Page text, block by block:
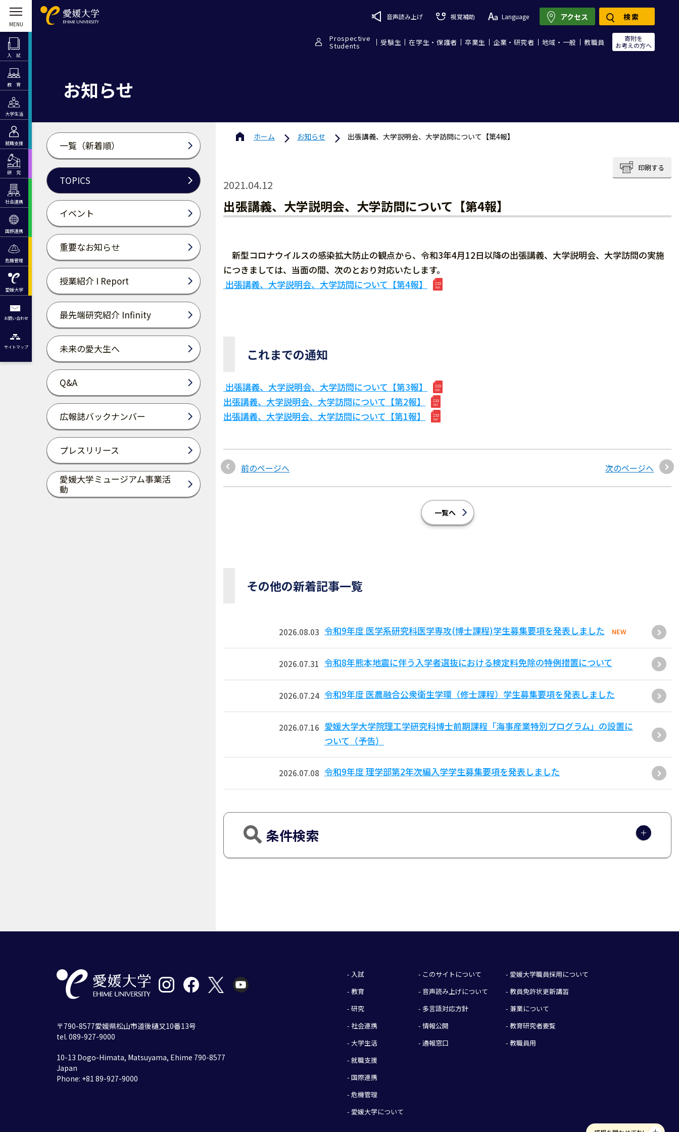
入 試
教 育
大学生活
就職支援
研 究
社会連携
国際連携
危機管理
愛媛大学
お問い合わせ
サイトマップ
音声読み上げ 視覚補助 Language
Prospective
Students 受験生 在学生・保護者 卒業生 企業・研究者 地域・一般 教職員
寄附を
お考えの方へ
アクセス 検索
お知らせ
一覧（新着順）
TOPICS
イベント
重要なお知らせ
授業紹介 I Report
最先端研究紹介 Infinity
未来の愛大生へ
Q&A
広報誌バックナンバー
プレスリリース
愛媛大学ミュージアム事業活
動
ホーム お知らせ 出張講義、大学説明会、大学訪問について【第4報】
印刷する
2021.04.12
出張講義、大学説明会、大学訪問について【第4報】
新型コロナウイルスの感染拡大防止の観点から、令和3年4月12日以降の出張講義、大学説明会、大学訪問の実施
につきましては、当面の間、次のとおり対応いたします。
出張講義、大学説明会、大学訪問について【第4報】
これまでの通知
出張講義、大学説明会、大学訪問について【第3報】
出張講義、大学説明会、大学訪問について【第2報】
出張講義、大学説明会、大学訪問について【第1報】
前のページへ 次のページへ
一覧へ
その他の新着記事一覧
2026.08.03 令和9年度 医学系研究科医学専攻(博士課程)学生募集要項を発表しました NEW
2026.07.31 令和8年熊本地震に伴う入学者選抜における検定料免除の特例措置について
2026.07.24 令和9年度 医農融合公衆衛生学環（修士課程）学生募集要項を発表しました
2026.07.16 愛媛大学大学院理工学研究科博士前期課程「海事産業特別プログラム」の設置に
ついて（予告）
2026.07.08 令和9年度 理学部第2年次編入学学生募集要項を発表しました
条件検索
- 入試
- 教育
- 研究
- 社会連携
- 大学生活
- 就職支援
- 国際連携
- 危機管理
- 愛媛大学について
- このサイトについて
- 音声読み上げについて
- 多言語対応方針
- 情報公開
- 通報窓口
- 愛媛大学職員採用について
- 教員免許状更新講習
- 兼業について
- 教育研究者要覧
- 教職員用
〒790-8577愛媛県松山市道後樋又10番13号
tel. 089-927-9000
10-13 Dogo-Himata, Matsuyama, Ehime 790-8577
Japan
Phone: +81 89-927-9000